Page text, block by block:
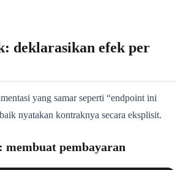
deklarasikan efek per
yang samar seperti “endpoint ini
nyatakan kontraknya secara eksplisit.
membuat pembayaran